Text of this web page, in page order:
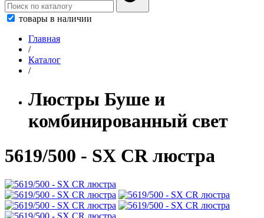
товары в наличии
Главная
/
Каталог
/
Люстры Буше и
комбинированный свет
5619/500 - SX CR люстра